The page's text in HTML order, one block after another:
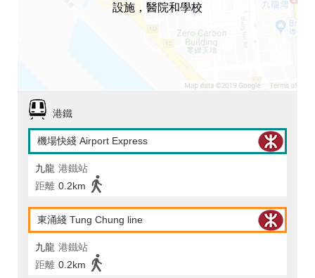
設施，醫院和學校
港鐵
機場快綫 Airport Express
九龍 港鐵站
距離 0.2km
東涌綫 Tung Chung line
九龍 港鐵站
距離 0.2km